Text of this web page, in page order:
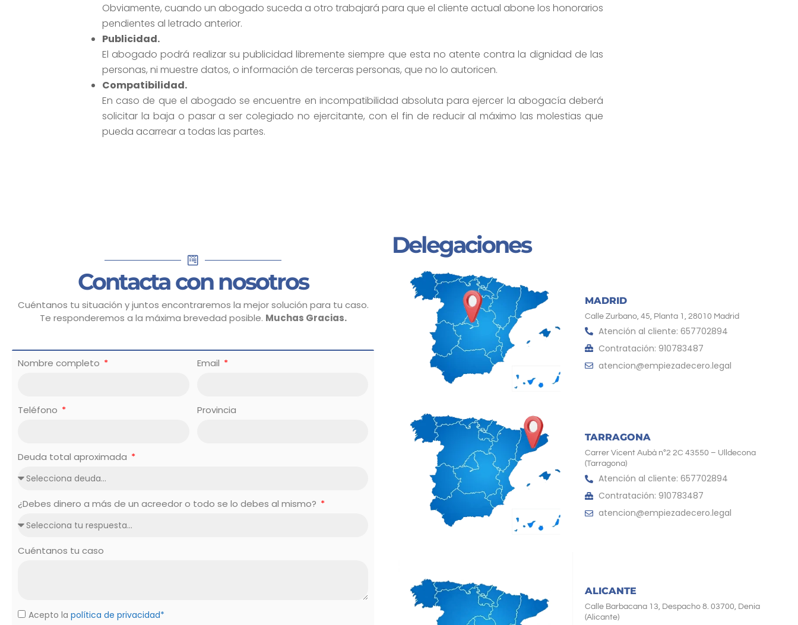
Obviamente, cuando un abogado suceda a otro trabajará para que el cliente actual abone los honorarios
pendientes al letrado anterior.
Publicidad.
El abogado podrá realizar su publicidad libremente siempre que esta no atente contra la dignidad de las
personas, ni muestre datos, o información de terceras personas, que no lo autoricen.
Compatibilidad.
En caso de que el abogado se encuentre en incompatibilidad absoluta para ejercer la abogacía deberá
solicitar la baja o pasar a ser colegiado no ejercitante, con el fin de reducir al máximo las molestias que
pueda acarrear a todas las partes.
Contacta con nosotros
Cuéntanos tu situación y juntos encontraremos la mejor solución para tu caso.
Te responderemos a la máxima brevedad posible. Muchas Gracias.
Nombre completo Email
Teléfono Provincia
Deuda total aproximada
¿Debes dinero a más de un acreedor o todo se lo debes al mismo?
Cuéntanos tu caso
Acepto la política de privacidad*
Delegaciones
MADRID
Calle Zurbano, 45, Planta 1, 28010 Madrid
Atención al cliente: 657702894
Contratación: 910783487
atencion@empiezadecero.legal
TARRAGONA
Carrer Vicent Aubà nº2 2C 43550 – Ulldecona
(Tarragona)
Atención al cliente: 657702894
Contratación: 910783487
atencion@empiezadecero.legal
ALICANTE
Calle Barbacana 13, Despacho 8. 03700, Denia
(Alicante)